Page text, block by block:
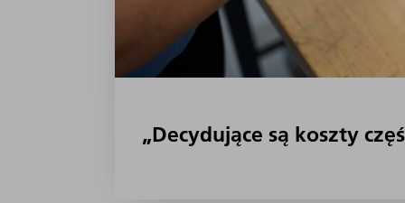
„Decydujące są koszty